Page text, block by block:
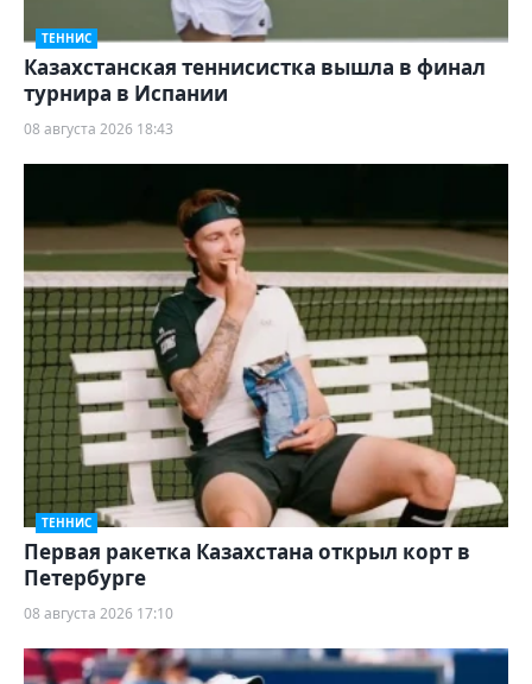
ТЕННИС
Казахстанская теннисистка вышла в финал
турнира в Испании
08 августа 2026 18:43
ТЕННИС
Первая ракетка Казахстана открыл корт в
Петербурге
08 августа 2026 17:10